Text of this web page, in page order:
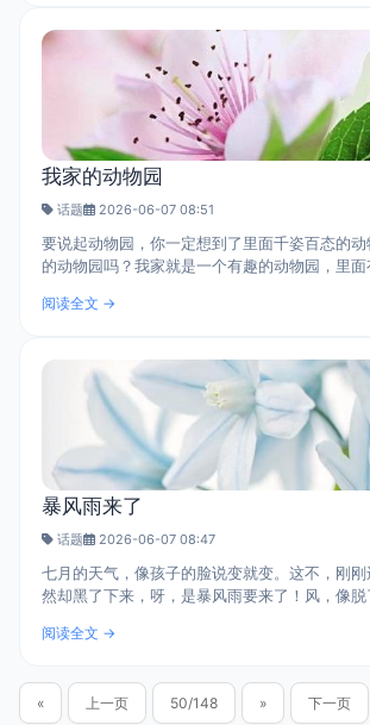
我家的动物园
话题 2026-06-07 08:51
要说起动物园，你一定想到了里面千姿百态的
的动物园吗？我家就是一个有趣的动物园，里面
的妈妈，我妈可是天下最狠的..
阅读全文 →
暴风雨来了
话题 2026-06-07 08:47
七月的天气，像孩子的脸说变就变。这不，刚
然却黑了下来，呀，是暴风雨要来了！风，像脱
着，恐怕会被连根拔起。塑料..
阅读全文 →
« 上一页 50/148 » 下一页